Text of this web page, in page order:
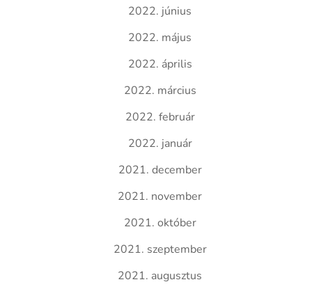
2022. június
2022. május
2022. április
2022. március
2022. február
2022. január
2021. december
2021. november
2021. október
2021. szeptember
2021. augusztus